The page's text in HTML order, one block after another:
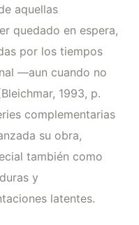
aquellas
quedado en espera,
por los tiempos
—aun cuando no
1993, p.
complementarias
su obra,
también como
y
latentes.